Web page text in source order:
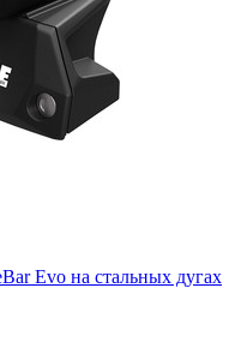
Evo на стальных дугах